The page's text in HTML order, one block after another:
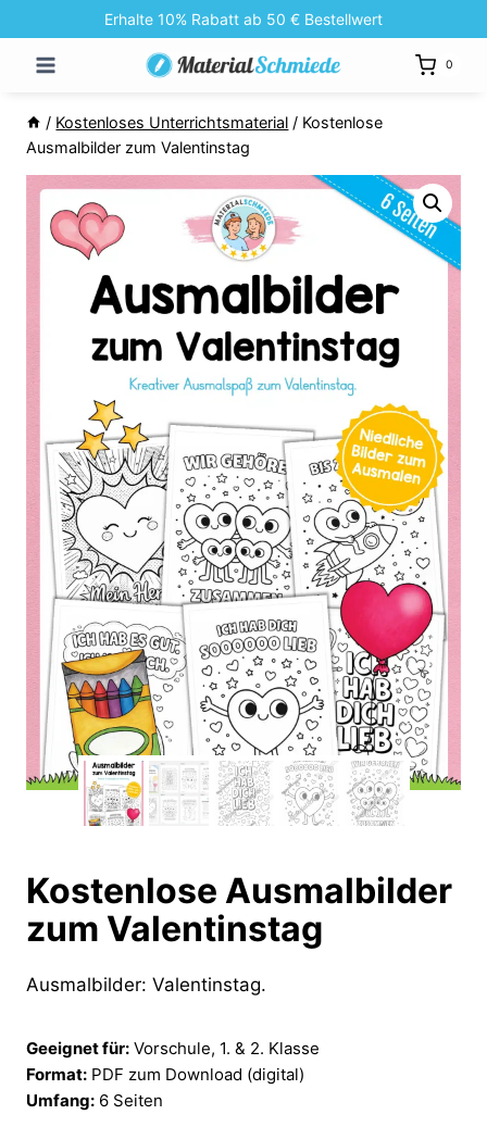
Inhalt
springen
Erhalte 10% Rabatt ab 50 € Bestellwert
0
/ Kostenloses Unterrichtsmaterial / Kostenlose
Ausmalbilder zum Valentinstag
Kostenlose Ausmalbilder
zum Valentinstag
Ausmalbilder: Valentinstag.
Geeignet für: Vorschule, 1. & 2. Klasse
Format: PDF zum Download (digital)
Umfang: 6 Seiten